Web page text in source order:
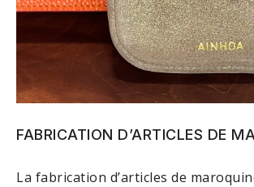
FABRICATION D’ARTICLES DE
La fabrication d’articles de